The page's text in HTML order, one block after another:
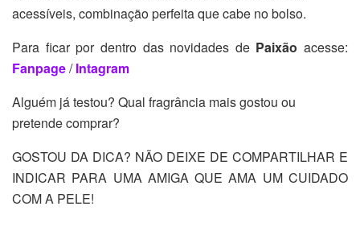
acessíveis, combinação perfeita que cabe no bolso.
Para ficar por dentro das novidades de Paixão acesse:
Fanpage/Intagram
Alguém já testou? Qual fragrância mais gostou ou
pretende comprar?
GOSTOU DA DICA? NÃO DEIXE DE COMPARTILHAR E
INDICAR PARA UMA AMIGA QUE AMA UM CUIDADO
COM A PELE!